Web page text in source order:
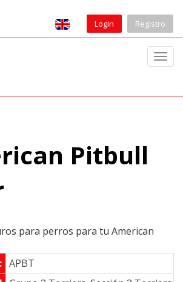
Login Registro
T
i
o
Pitbull
para perros para tu American
APBT